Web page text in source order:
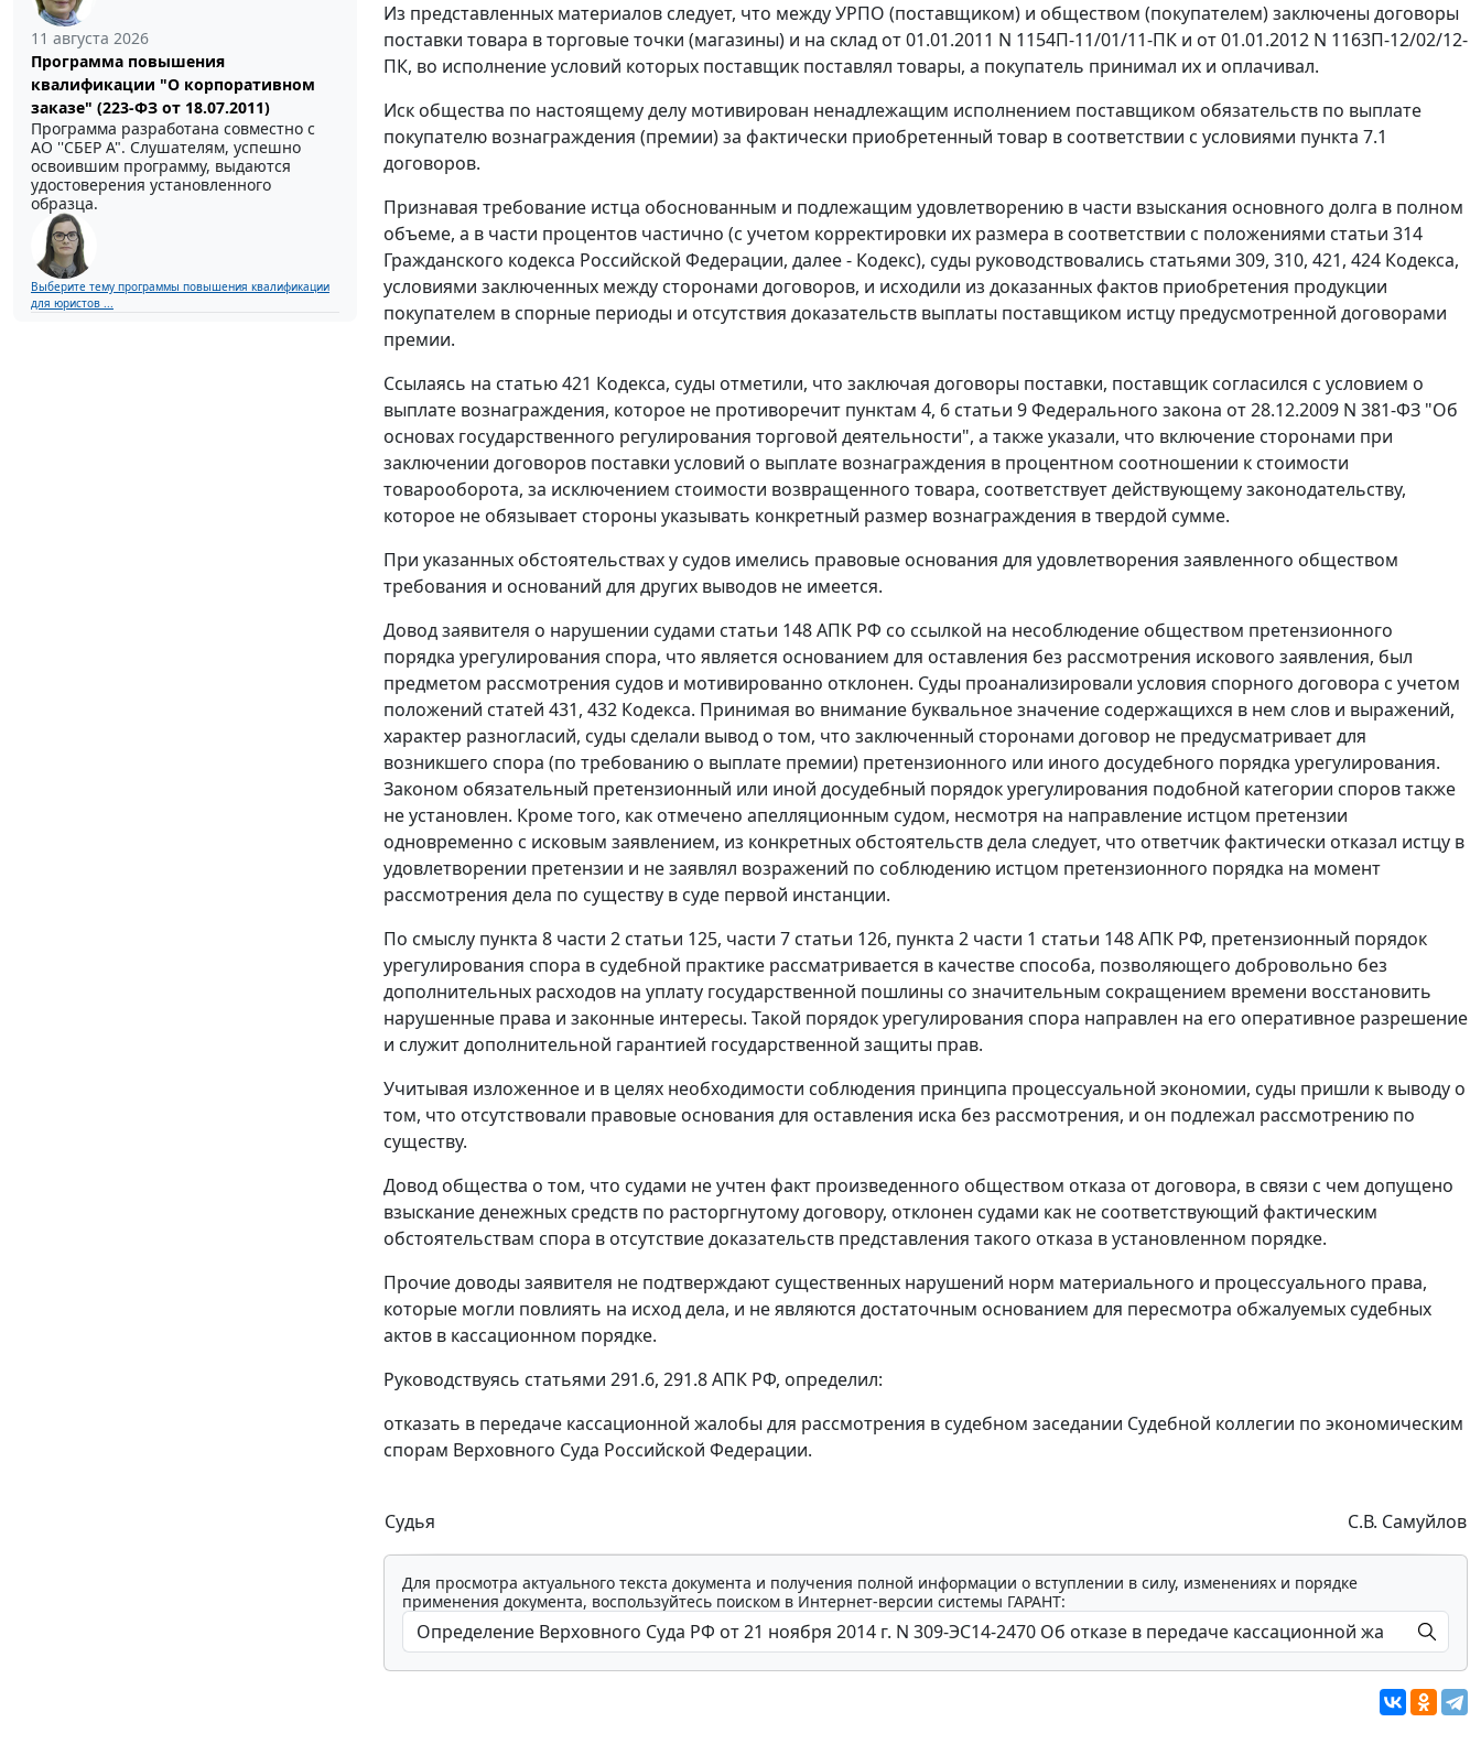
11 августа 2026
Программа повышения
квалификации "О корпоративном
заказе" (223-ФЗ от 18.07.2011)
Программа разработана совместно с
АО ''СБЕР А". Слушателям, успешно
освоившим программу, выдаются
удостоверения установленного
образца.
Выберите тему программы повышения квалификации
для юристов ...
Из представленных материалов следует, что между УРПО (поставщиком) и обществом (покупателем) заключены договоры
поставки товара в торговые точки (магазины) и на склад от 01.01.2011 N 1154П-11/01/11-ПК и от 01.01.2012 N 1163П-12/02/12-
ПК, во исполнение условий которых поставщик поставлял товары, а покупатель принимал их и оплачивал.
Иск общества по настоящему делу мотивирован ненадлежащим исполнением поставщиком обязательств по выплате
покупателю вознаграждения (премии) за фактически приобретенный товар в соответствии с условиями пункта 7.1
договоров.
Признавая требование истца обоснованным и подлежащим удовлетворению в части взыскания основного долга в полном
объеме, а в части процентов частично (с учетом корректировки их размера в соответствии с положениями статьи 314
Гражданского кодекса Российской Федерации, далее - Кодекс), суды руководствовались статьями 309, 310, 421, 424 Кодекса,
условиями заключенных между сторонами договоров, и исходили из доказанных фактов приобретения продукции
покупателем в спорные периоды и отсутствия доказательств выплаты поставщиком истцу предусмотренной договорами
премии.
Ссылаясь на статью 421 Кодекса, суды отметили, что заключая договоры поставки, поставщик согласился с условием о
выплате вознаграждения, которое не противоречит пунктам 4, 6 статьи 9Федерального закона от 28.12.2009 N 381-ФЗ "Об
основах государственного регулирования торговой деятельности", а также указали, что включение сторонами при
заключении договоров поставки условий о выплате вознаграждения в процентном соотношении к стоимости
товарооборота, за исключением стоимости возвращенного товара, соответствует действующему законодательству,
которое не обязывает стороны указывать конкретный размер вознаграждения в твердой сумме.
При указанных обстоятельствах у судов имелись правовые основания для удовлетворения заявленного обществом
требования и оснований для других выводов не имеется.
Довод заявителя о нарушении судами статьи 148АПК РФ со ссылкой на несоблюдение обществом претензионного
порядка урегулирования спора, что является основанием для оставления без рассмотрения искового заявления, был
предметом рассмотрения судов и мотивированно отклонен. Суды проанализировали условия спорного договора с учетом
положений статей 431, 432 Кодекса. Принимая во внимание буквальное значение содержащихся в нем слов и выражений,
характер разногласий, суды сделали вывод о том, что заключенный сторонами договор не предусматривает для
возникшего спора (по требованию о выплате премии) претензионного или иного досудебного порядка урегулирования.
Законом обязательный претензионный или иной досудебный порядок урегулирования подобной категории споров также
не установлен. Кроме того, как отмечено апелляционным судом, несмотря на направление истцом претензии
одновременно с исковым заявлением, из конкретных обстоятельств дела следует, что ответчик фактически отказал истцу в
удовлетворении претензии и не заявлял возражений по соблюдению истцом претензионного порядка на момент
рассмотрения дела по существу в суде первой инстанции.
По смыслу пункта 8 части 2 статьи 125, части 7 статьи 126, пункта 2 части 1 статьи 148АПК РФ, претензионный порядок
урегулирования спора в судебной практике рассматривается в качестве способа, позволяющего добровольно без
дополнительных расходов на уплату государственной пошлины со значительным сокращением времени восстановить
нарушенные права и законные интересы. Такой порядок урегулирования спора направлен на его оперативное разрешение
и служит дополнительной гарантией государственной защиты прав.
Учитывая изложенное и в целях необходимости соблюдения принципа процессуальной экономии, суды пришли к выводу о
том, что отсутствовали правовые основания для оставления иска без рассмотрения, и он подлежал рассмотрению по
существу.
Довод общества о том, что судами не учтен факт произведенного обществом отказа от договора, в связи с чем допущено
взыскание денежных средств по расторгнутому договору, отклонен судами как не соответствующий фактическим
обстоятельствам спора в отсутствие доказательств представления такого отказа в установленном порядке.
Прочие доводы заявителя не подтверждают существенных нарушений норм материального и процессуального права,
которые могли повлиять на исход дела, и не являются достаточным основанием для пересмотра обжалуемых судебных
актов в кассационном порядке.
Руководствуясь статьями 291.6, 291.8АПК РФ, определил:
отказать в передаче кассационной жалобы для рассмотрения в судебном заседании Судебной коллегии по экономическим
спорам Верховного Суда Российской Федерации.
Судья С.В. Самуйлов
Для просмотра актуального текста документа и получения полной информации о вступлении в силу, изменениях и порядке
применения документа, воспользуйтесь поиском в Интернет-версии системы ГАРАНТ: